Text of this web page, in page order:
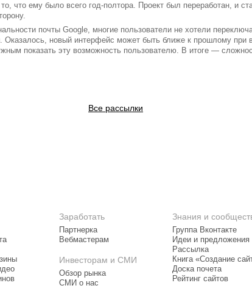
что ему было всего год-полтора. Проект был переработан, и
почты Google, многие пользователи не хотели
Оказалось, новый интерфейс может быть ближе к прошлому
показать эту возможность пользователю. В итоге —
Все рассылки
Заработать
Партнерка
Вебмастерам
Инвесторам и СМИ
Обзор рынка
СМИ о нас
Знания и
Группа Вконтакте
Идеи и предложения
Рассылка
Книга «Создание
Доска почета
Рейтинг сайтов